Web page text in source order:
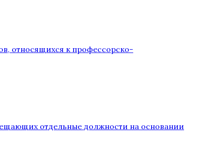
относящихся к профессорско-
отдельные должности на основании